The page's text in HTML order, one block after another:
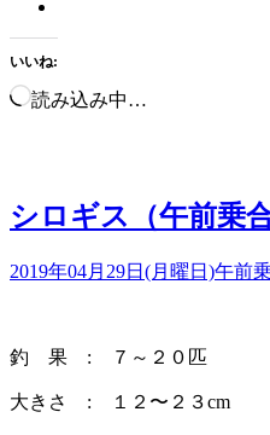
いいね:
読み込み中…
シロギス（午前乗合
2019年04月29日(月曜日)午前
釣 果 : ７～２０匹
大きさ : １２〜２３cm